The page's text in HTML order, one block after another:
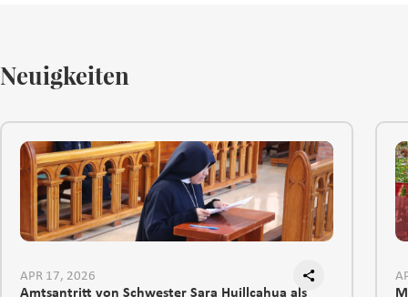
Neuigkeiten
APR 17, 2026
Amtsantritt von Schwester Sara Huillcahua als